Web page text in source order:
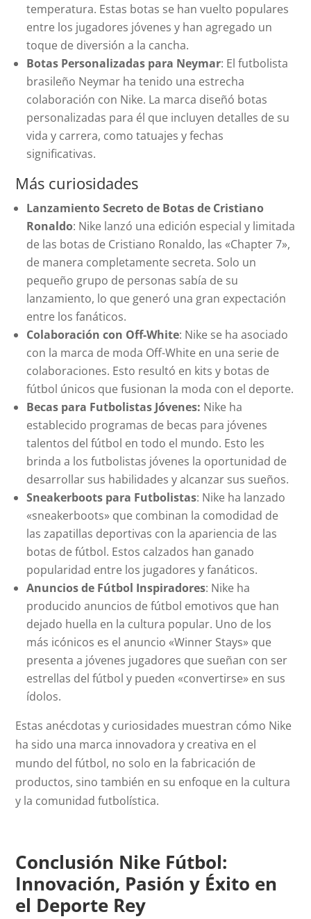
temperatura. Estas botas se han vuelto populares
entre los jugadores jóvenes y han agregado un
toque de diversión a la cancha.
Botas Personalizadas para Neymar: El futbolista
brasileño Neymar ha tenido una estrecha
colaboración con Nike. La marca diseñó botas
personalizadas para él que incluyen detalles de su
vida y carrera, como tatuajes y fechas
significativas.
Más curiosidades
Lanzamiento Secreto de Botas de Cristiano
Ronaldo: Nike lanzó una edición especial y limitada
de las botas de Cristiano Ronaldo, las «Chapter 7»,
de manera completamente secreta. Solo un
pequeño grupo de personas sabía de su
lanzamiento, lo que generó una gran expectación
entre los fanáticos.
Colaboración con Off-White: Nike se ha asociado
con la marca de moda Off-White en una serie de
colaboraciones. Esto resultó en kits y botas de
fútbol únicos que fusionan la moda con el deporte.
Becas para Futbolistas Jóvenes: Nike ha
establecido programas de becas para jóvenes
talentos del fútbol en todo el mundo. Esto les
brinda a los futbolistas jóvenes la oportunidad de
desarrollar sus habilidades y alcanzar sus sueños.
Sneakerboots para Futbolistas: Nike ha lanzado
«sneakerboots» que combinan la comodidad de
las zapatillas deportivas con la apariencia de las
botas de fútbol. Estos calzados han ganado
popularidad entre los jugadores y fanáticos.
Anuncios de Fútbol Inspiradores: Nike ha
producido anuncios de fútbol emotivos que han
dejado huella en la cultura popular. Uno de los
más icónicos es el anuncio «Winner Stays» que
presenta a jóvenes jugadores que sueñan con ser
estrellas del fútbol y pueden «convertirse» en sus
ídolos.
Estas anécdotas y curiosidades muestran cómo Nike
ha sido una marca innovadora y creativa en el
mundo del fútbol, no solo en la fabricación de
productos, sino también en su enfoque en la cultura
y la comunidad futbolística.
Conclusión Nike Fútbol:
Innovación, Pasión y Éxito en
el Deporte Rey